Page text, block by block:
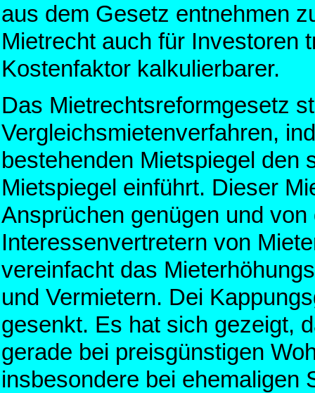
aus dem Gesetz entnehmen
Mietrecht auch für Investoren
Kostenfaktor kalkulierbarer.
Das Mietrechtsreformgesetz
Vergleichsmietenverfahren,
bestehenden Mietspiegel den
Mietspiegel einführt. Dieser
Ansprüchen genügen und
Interessenvertretern von
vereinfacht das
und Vermietern. Dei
gesenkt. Es hat sich gezeigt,
gerade bei preisgünstigen
insbesondere bei ehemaligen